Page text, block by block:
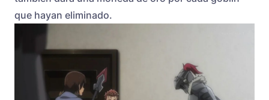
que hayan eliminado.